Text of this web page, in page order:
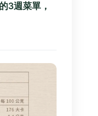
3週菜單，